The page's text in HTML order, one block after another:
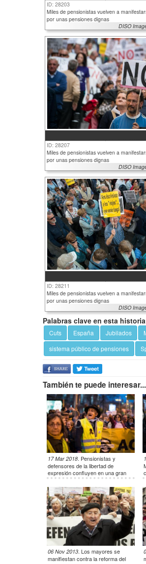
ID: 28203
Miles de pensionistas vuelven a
por unas pensiones dignas
DISO
ID: 28207
Miles de pensionistas vuelven a
por unas pensiones dignas
DISO
ID: 28211
Miles de pensionistas vuelven a
por unas pensiones dignas
DISO
Palabras clave en esta
Cuts España Jubilados
sistema público de pensiones
También te puede interesar...
17 Mar 2018. Pensionistas y
defensores de la libertad de
expresión confluyen en una gran
manifestación en Madrid
06 Nov 2013. Los mayores se
manifiestan contra la reforma del